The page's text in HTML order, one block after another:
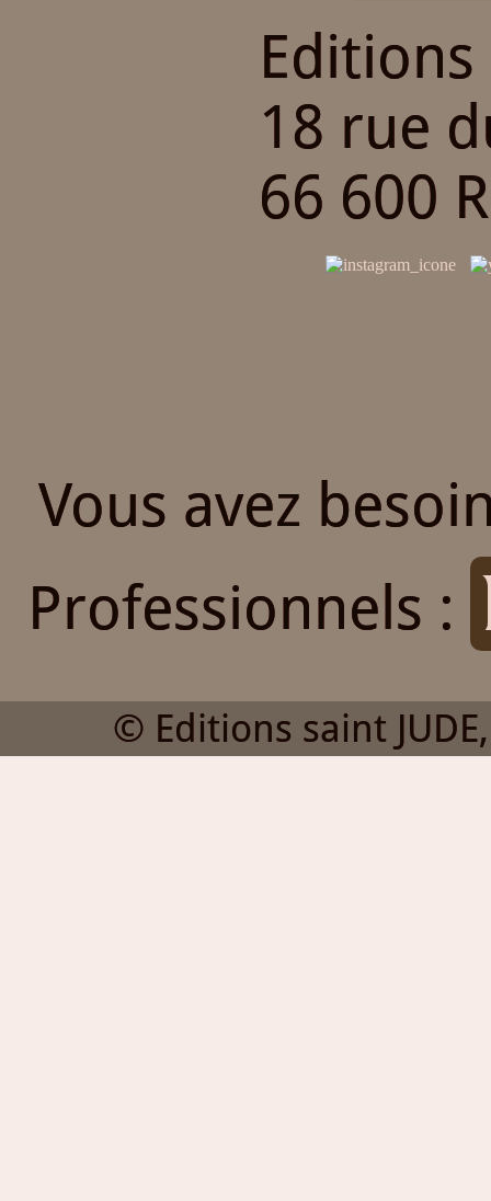
Editions
18 rue
66 600
Vous avez
Professionnels :
© Editions saint